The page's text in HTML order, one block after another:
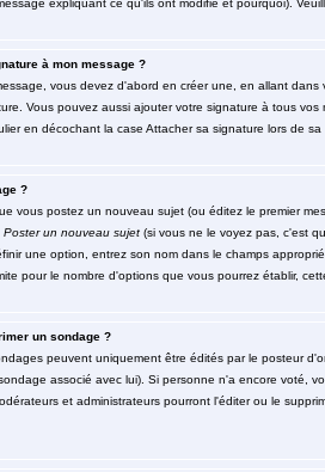
expliquant ce qu'ils ont modifié et pourquoi).
à mon message ?
vous devez d'abord en créer une, en allant
Vous pouvez aussi ajouter votre signature à tous
en décochant la case Attacher sa signature lors de sa
?
vous postez un nouveau sujet (ou éditez le premier
Poster un nouveau sujet(si vous ne le voyez pas, c'est
une option, entrez son nom dans le champs
pour le nombre d'options que vous pourrez établir,
un sondage ?
peuvent uniquement être édités par le posteur
associé avec lui). Si personne n'a encore voté,
et administrateurs pourront l'éditer ou le